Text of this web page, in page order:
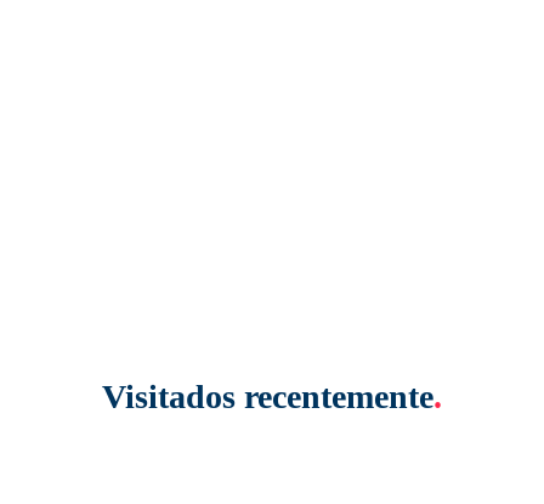
Visitados recentemente.